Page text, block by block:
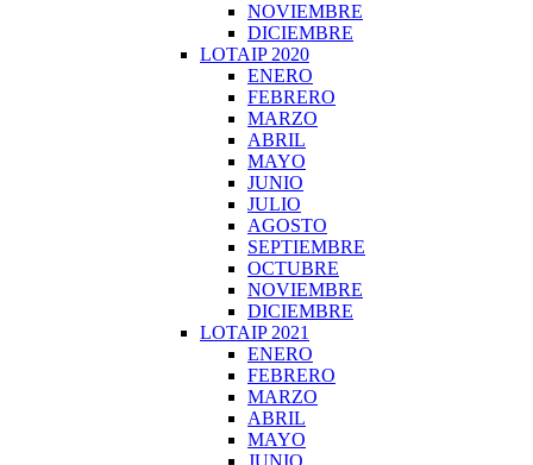
NOVIEMBRE
DICIEMBRE
LOTAIP 2020
ENERO
FEBRERO
MARZO
ABRIL
MAYO
JUNIO
JULIO
AGOSTO
SEPTIEMBRE
OCTUBRE
NOVIEMBRE
DICIEMBRE
LOTAIP 2021
ENERO
FEBRERO
MARZO
ABRIL
MAYO
JUNIO